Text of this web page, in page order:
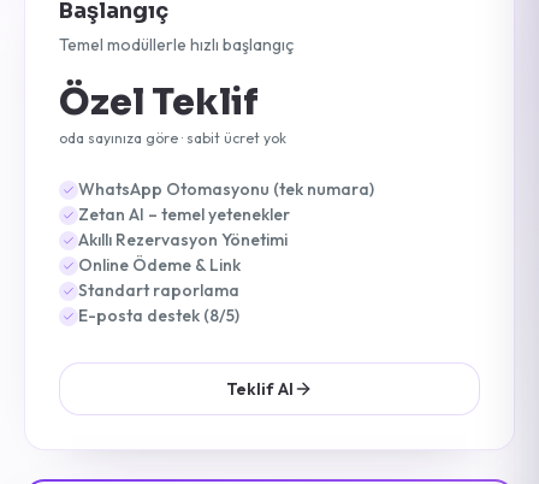
Başlangıç
Temel modüllerle hızlı başlangıç
Özel Teklif
oda sayınıza göre · sabit ücret yok
WhatsApp Otomasyonu (tek numara)
Zetan AI – temel yetenekler
Akıllı Rezervasyon Yönetimi
Online Ödeme & Link
Standart raporlama
E-posta destek (8/5)
Teklif Al